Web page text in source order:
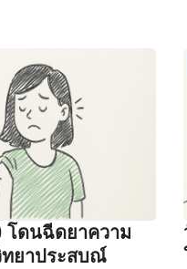
ดนฉีดยาความ
ทยาประสบณ์